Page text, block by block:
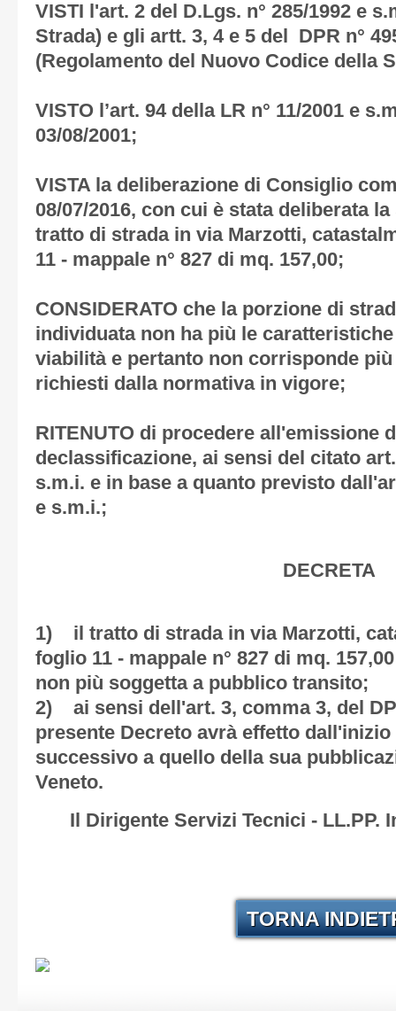
VISTI l'art. 2 del D.Lgs. n° 285/1992 e
Strada) e gli artt. 3, 4 e 5 del DPR n°
(Regolamento del Nuovo Codice della
VISTO l’art. 94 della LR n° 11/2001 e
03/08/2001;
VISTA la deliberazione di Consiglio
08/07/2016, con cui è stata deliberata
tratto di strada in via Marzotti,
11 - mappale n° 827 di mq. 157,00;
CONSIDERATO che la porzione di
individuata non ha più le
viabilità e pertanto non corrisponde
richiesti dalla normativa in vigore;
RITENUTO di procedere all'emissione
declassificazione, ai sensi del citato
s.m.i. e in base a quanto previsto
e s.m.i.;
DECRETA
1) il tratto di strada in via Marzotti,
foglio 11 - mappale n° 827 di mq.
non più soggetta a pubblico transito;
2) ai sensi dell'art. 3, comma 3, del
presente Decreto avrà effetto
successivo a quello della sua
Veneto.
Il Dirigente Servizi Tecnici - LL.PP.
TORNA